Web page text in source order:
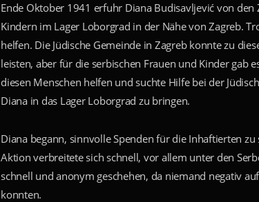
Ende Oktober 1941 erfuhr Diana Budisavljević von
Kindern im Lager Loborgrad in der Nähe von Zagreb.
helfen. Die Jüdische Gemeinde in Zagreb konnte zu
leisten, aber für die serbischen Frauen und Kinder gab
diesen Menschen helfen und suchte Hilfe bei der
Diana in das Lager Loborgrad zu bringen.
Diana begann, sinnvolle Spenden für die Inhaftierten
Aktion verbreitete sich schnell, vor allem unter den
schnell und anonym geschehen, da niemand negativ
konnten.